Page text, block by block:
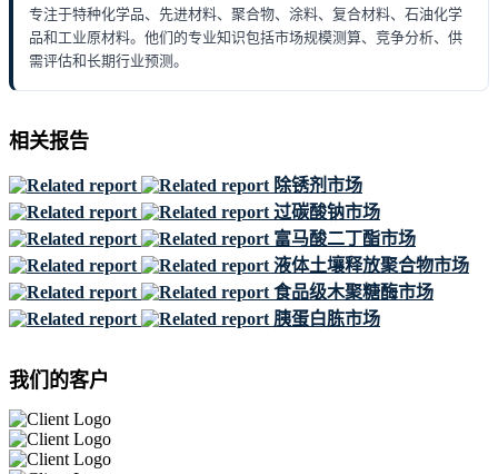
专注于特种化学品、先进材料、聚合物、涂料、复合材料、石油化学
品和工业原材料。他们的专业知识包括市场规模测算、竞争分析、供
需评估和长期行业预测。
相关报告
除锈剂市场
过碳酸钠市场
富马酸二丁酯市场
液体土壤释放聚合物市场
食品级木聚糖酶市场
胰蛋白胨市场
我们的客户